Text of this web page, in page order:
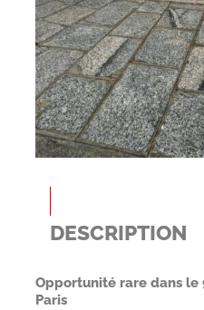
DESCRIPTION
Opportunité rare dans le
Paris